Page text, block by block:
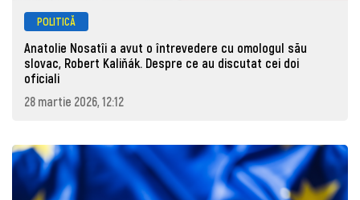
POLITICĂ
Anatolie Nosatîi a avut o întrevedere cu omologul său
slovac, Robert Kaliňák. Despre ce au discutat cei doi
oficiali
28 martie 2026, 12:12